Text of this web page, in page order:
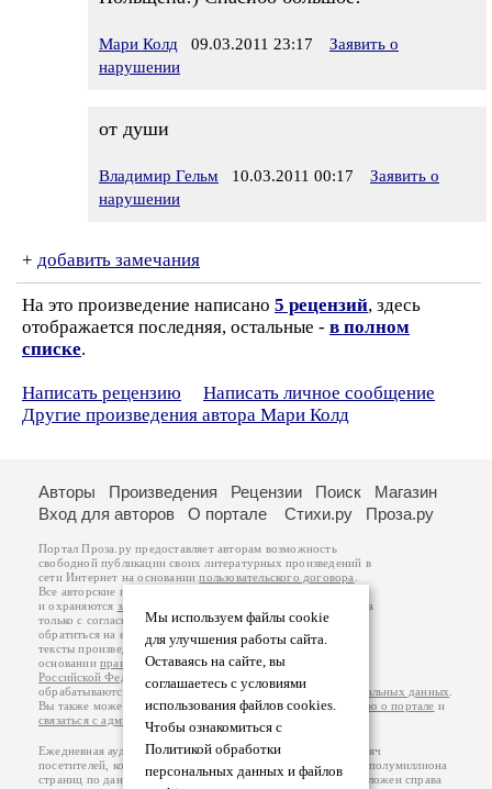
Мари Колд 09.03.2011 23:17
Заявить о
нарушении
от души
Владимир Гельм 10.03.2011 00:17
Заявить о
нарушении
+ добавить замечания
На это произведение написано 5 рецензий, здесь
отображается последняя, остальные - в полном
списке.
Написать рецензию
Написать личное сообщение
Другие произведения автора Мари Колд
Мы используем файлы cookie
для улучшения работы сайта.
Оставаясь на сайте, вы
соглашаетесь с условиями
использования файлов cookies.
Чтобы ознакомиться с
Политикой обработки
персональных данных и файлов
Авторы Произведения Рецензии Поиск
Магазин
Вход для авторов
О портале Стихи.ру Проза.ру
Портал Проза.ру предоставляет авторам возможность
свободной публикации своих литературных произведений в
сети Интернет на основаниипользовательского договора
Все авторские права на произведения принадлежат авторам
и охраняются законом
. Перепечатка произведений возможна
только с согласия его автора, к которому вы можете
обратиться на его авторской странице. Ответственность за
тексты произведений авторы несут самостоятельно на
основанииправил публикацииизаконодательства
Российской Федерации
обрабатываются на основанииПолитики обработки персональных данных
Вы также можете посмотреть более подробнуюинформацию о портале и
связаться с администрацией
Ежедневная аудитория портала Проза.ру – порядка 100 тысяч
посетителей, которые в общей сумме просматривают более полумиллиона
страниц по данным счетчика посещаемости, который расположен справа